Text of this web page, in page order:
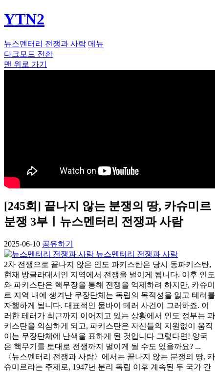
YTN2
뉴스멘터리 전쟁과 사람 메뉴
다크모드 전환
맨 위로 가기
[245회] 끝나지 않는 분쟁의 땅, 카슈미르
분쟁 3부ㅣ뉴스멘터리 전쟁과 사람
2025-06-10 공유하기
뉴스멘터리 전쟁과 사람
2차 전쟁으로 끝나지 않은 인도 파키스탄은 당시 동파키스탄,
현재 방글라데시인 지역에서 전쟁을 벌이게 됩니다. 이후 인도
와 파키스탄은 핵무장을 통해 전쟁을 억제하려 하지만, 카슈미
르 지역 내에 생겨난 무장단체는 독립의 목적성을 잃고 테러를
자행하게 됩니다. 대표적인 뭄바이 테러 사건이 그러하죠. 이
러한 테러가 최근까지 이어지고 있는 상황에서 인도 정부는 파
키스탄을 의심하게 되고, 파키스탄은 자신들의 지원없이 움직
이는 무장단체에 난색을 표하게 된 것입니다 그렇다면! 양국
은 핵무기를 토대로 전쟁까지 벌이게 될 수도 있을까요? ...
〈뉴스멘터리 전쟁과 사람〉에서는 끝나지 않는 분쟁의 땅, 카
슈미르라는 주제로, 1947년 분리 독립 이후 계속된 두 국가 간